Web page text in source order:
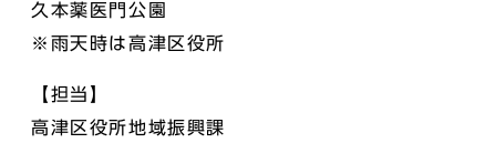
久本薬医門公園
※雨天時は高津区役所
【担当】
高津区役所地域振興課